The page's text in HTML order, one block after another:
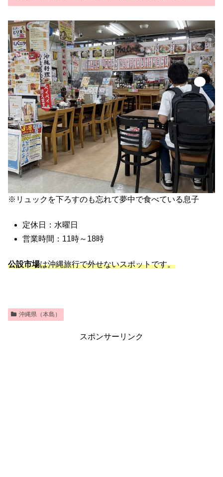
※リュックを下ろすのも忘れて夢中で食べている息子
定休日：水曜日
営業時間：11時～18時
公設市場は沖縄旅行で外せないスポットです。
沖縄県（本島）
スポンサーリンク